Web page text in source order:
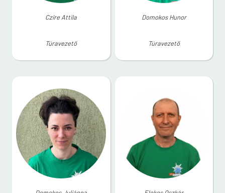
Czire Attila
Túravezető
Domokos Hunor
Túravezető